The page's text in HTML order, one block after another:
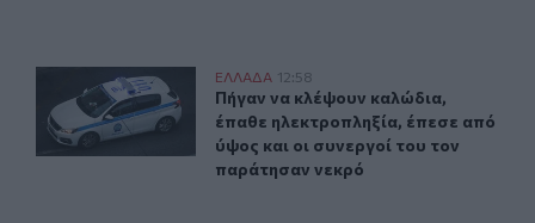
μέσα σε λίγες ημέρες
και ξεράθηκαν μέσα σε λίγες ημέρες
Πήγαν να κλέψουν καλώδια, έπαθε ηλεκτροπληξία,
ΕΛΛAΔΑ 12:58
Πήγαν να κλέψουν καλώδια, έπαθε
Πήγαν να κλέψουν καλώδια,
έπαθε ηλεκτροπληξία, έπεσε από
ύψος και οι συνεργοί του τον
παράτησαν νεκρό